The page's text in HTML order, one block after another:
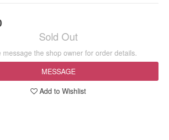
Sold Out
message the shop owner for order details.
MESSAGE
Add to Wishlist